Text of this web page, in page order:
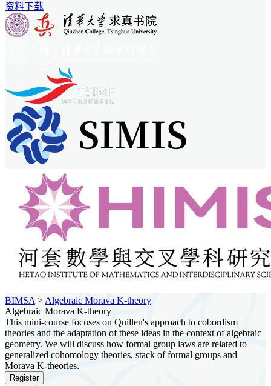
资料下载
BIMSA > Algebraic Morava K-theory
Algebraic Morava K-theory
This mini-course focuses on Quillen's approach to cobordism
theories and the adaptation of these ideas in the context of algebraic
geometry. We will discuss how formal group laws are related to
generalized cohomology theories, stack of formal groups and
Morava K-theories.
Register